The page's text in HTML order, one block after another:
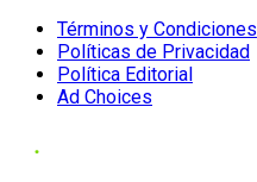
Términos y Condiciones
Políticas de Privacidad
Política Editorial
Ad Choices